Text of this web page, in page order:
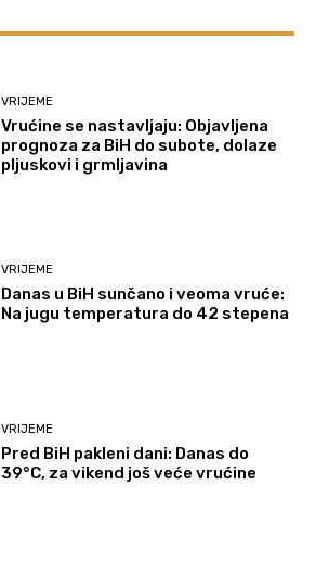
VRIJEME
Vrućine se nastavljaju: Objavljena
prognoza za BiH do subote, dolaze
pljuskovi i grmljavina
VRIJEME
Danas u BiH sunčano i veoma vruće:
Na jugu temperatura do 42 stepena
VRIJEME
Pred BiH pakleni dani: Danas do
39°C, za vikend još veće vrućine